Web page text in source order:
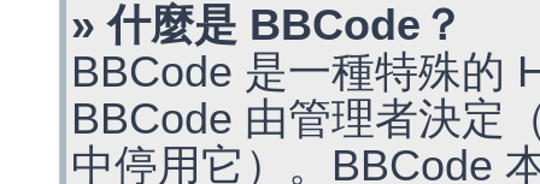
» 什麼是 BBCode？
BBCode 是一種特殊的
BBCode 由管理者決定
中停用它）。BBCode